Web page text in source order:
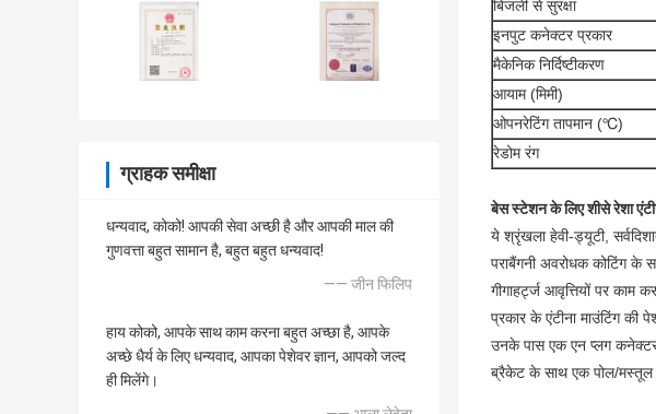
ग्राहक समीक्षा
धन्यवाद, कोको! आपकी सेवा अच्छी है और आपकी माल की
गुणवत्ता बहुत सामान है, बहुत बहुत धन्यवाद!
—— जीन फिलिप
हाय कोको, आपके साथ काम करना बहुत अच्छा है, आपके
अच्छे धैर्य के लिए धन्यवाद, आपका पेशेवर ज्ञान, आपको जल्द
ही मिलेंगे।
बिजली से सुरक्षा
इनपुट कनेक्टर प्रकार
मैकेनिक निर्दिष्टीकरण
आयाम (मिमी)
ओपनरेटिंग तापमान (℃)
रेडोम रंग
बेस स्टेशन के लिए शीसे रेशा
ये श्रृंखला हेवी-ड्यूटी,
पराबैंगनी अवरोधक कोटिंग के
गीगाहर्ट्ज आवृत्तियों पर
प्रकार के एंटीना माउंटिंग की
उनके पास एक एन प्लग कनेक्टर
ब्रैकेट के साथ एक पोल/